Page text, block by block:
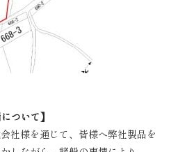
ついて】
社様を通じて、皆様へ弊社製品を